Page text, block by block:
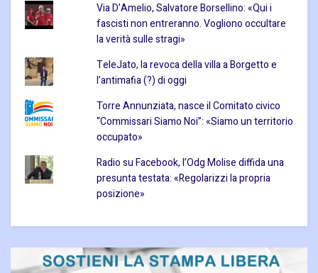
Via D’Amelio, Salvatore Borsellino: «Qui i
fascisti non entreranno. Vogliono occultare
la verità sulle stragi»
TeleJato, la revoca della villa a Borgetto e
l’antimafia (?) di oggi
Torre Annunziata, nasce il Comitato civico
“Commissari Siamo Noi”: «Siamo un territorio
occupato»
Radio su Facebook, l’Odg Molise diffida una
presunta testata: «Regolarizzi la propria
posizione»